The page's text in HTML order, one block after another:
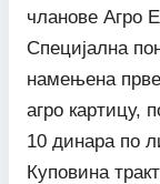
чланове Агро
Специјална
намењена
агро картицу,
10 динара по
Куповина